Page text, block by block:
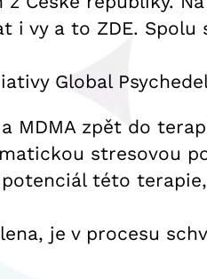
i vy a to ZDE.
Global
MDMA zpět do
stresovou
této terapie,
je v procesu